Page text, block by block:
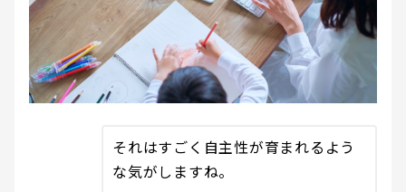
それはすごく自主性が育まれるよう
な気がしますね。